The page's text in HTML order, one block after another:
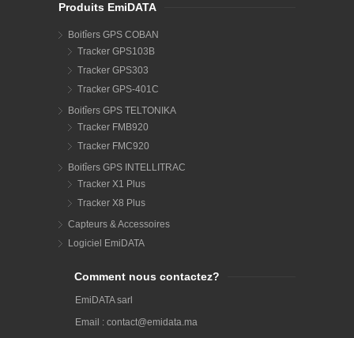
Produits EmiDATA
Boitîers GPS COBAN
Tracker GPS103B
Tracker GPS303
Tracker GPS-401C
Boitîers GPS TELTONIKA
Tracker FMB920
Tracker FMC920
Boitîers GPS INTELLITRAC
Tracker X1 Plus
Tracker X8 Plus
Capteurs & Accessoires
Logiciel EmiDATA
Comment nous contactez?
EmiDATA sarl
Email : contact@emidata.ma